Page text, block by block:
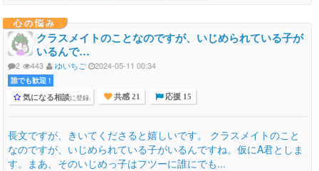
心の悩み
クラスメイトのことなのですが、いじめられている子が
いるんで…
2 443 ゆいちご 2024-05-11 00:34
誰でも歓迎 !
気になる相談に登録 共感 21 応援 15
長文ですが、きいてくださると嬉しいです。 クラスメイトのこと
なのですが、いじめられている子がいるんですね。仮にA君としま
す。まあ、そのいじめっ子はフツーに誰にでも...